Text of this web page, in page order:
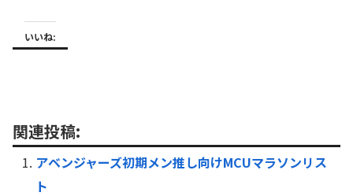
いいね:
関連投稿:
アベンジャーズ初期メン推し向けMCUマラソンリス
ト